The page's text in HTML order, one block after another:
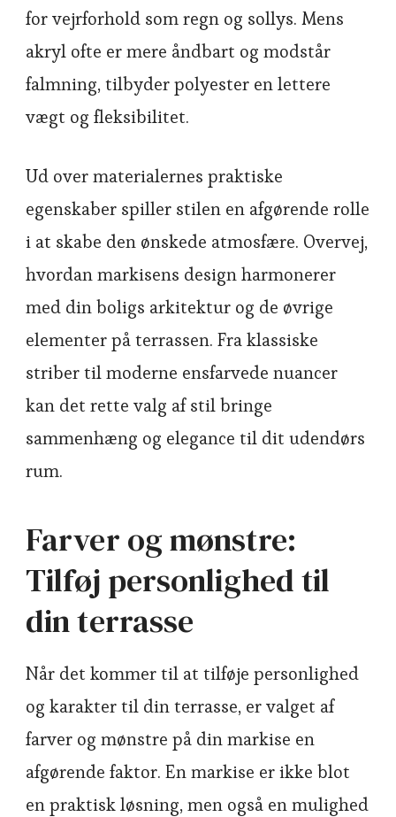
for vejrforhold som regn og sollys. Mens
akryl ofte er mere åndbart og modstår
falmning, tilbyder polyester en lettere
vægt og fleksibilitet.
Ud over materialernes praktiske
egenskaber spiller stilen en afgørende rolle
i at skabe den ønskede atmosfære. Overvej,
hvordan markisens design harmonerer
med din boligs arkitektur og de øvrige
elementer på terrassen. Fra klassiske
striber til moderne ensfarvede nuancer
kan det rette valg af stil bringe
sammenhæng og elegance til dit udendørs
rum.
Farver og mønstre:
Tilføj personlighed til
din terrasse
Når det kommer til at tilføje personlighed
og karakter til din terrasse, er valget af
farver og mønstre på din markise en
afgørende faktor. En markise er ikke blot
en praktisk løsning, men også en mulighed